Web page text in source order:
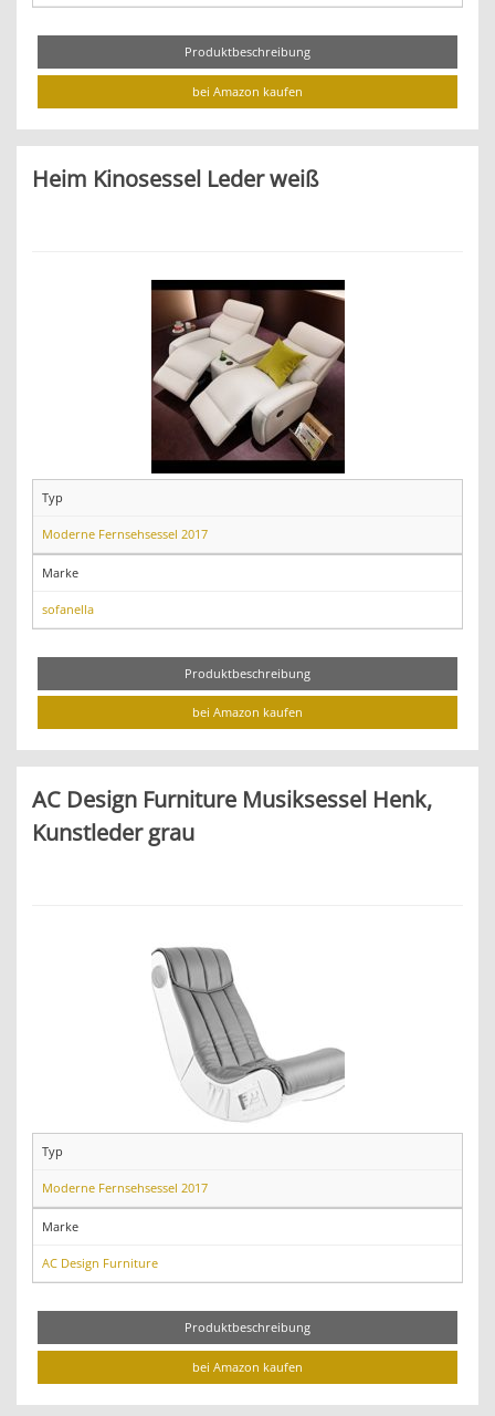
Produktbeschreibung
bei Amazon kaufen
Heim Kinosessel Leder weiß
Typ
Moderne Fernsehsessel 2017
Marke
sofanella
Produktbeschreibung
bei Amazon kaufen
AC Design Furniture Musiksessel Henk,
Kunstleder grau
Typ
Moderne Fernsehsessel 2017
Marke
AC Design Furniture
Produktbeschreibung
bei Amazon kaufen